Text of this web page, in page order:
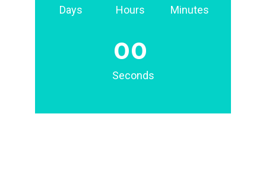
Days Hours Minutes
00
Seconds